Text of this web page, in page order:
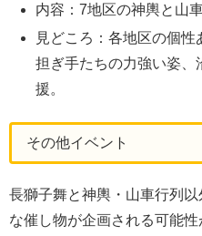
内容：7地区の神輿と山
見どころ：各地区の個性
担ぎ手たちの力強い姿、
援。
その他イベント
長獅子舞と神輿・山車行列
な催し物が企画される可能